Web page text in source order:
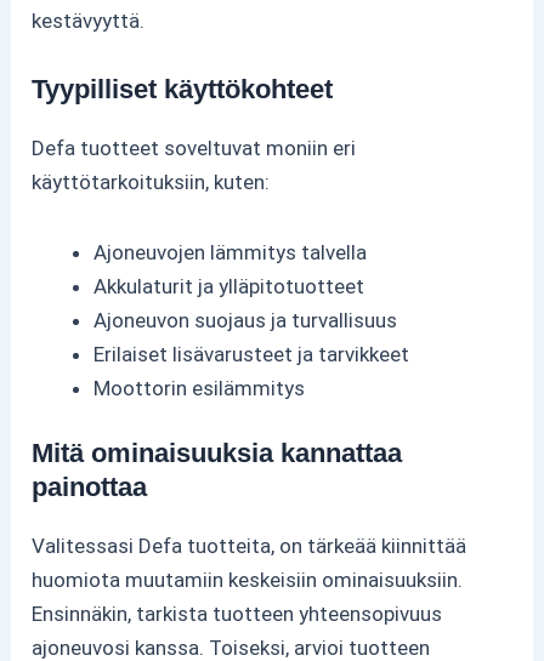
kestävyyttä.
Tyypilliset käyttökohteet
Defa tuotteet soveltuvat moniin eri
käyttötarkoituksiin, kuten:
Ajoneuvojen lämmitys talvella
Akkulaturit ja ylläpitotuotteet
Ajoneuvon suojaus ja turvallisuus
Erilaiset lisävarusteet ja tarvikkeet
Moottorin esilämmitys
Mitä ominaisuuksia kannattaa
painottaa
Valitessasi Defa tuotteita, on tärkeää kiinnittää
huomiota muutamiin keskeisiin ominaisuuksiin.
Ensinnäkin, tarkista tuotteen yhteensopivuus
ajoneuvosi kanssa. Toiseksi, arvioi tuotteen